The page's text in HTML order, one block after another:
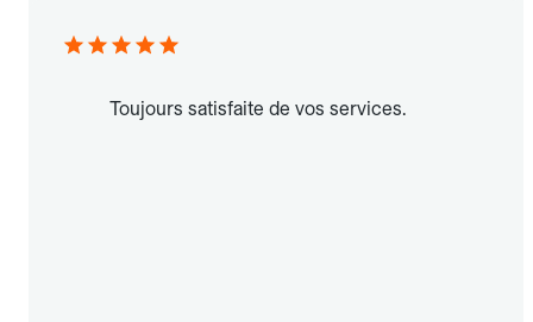
Toujours satisfaite de vos services.